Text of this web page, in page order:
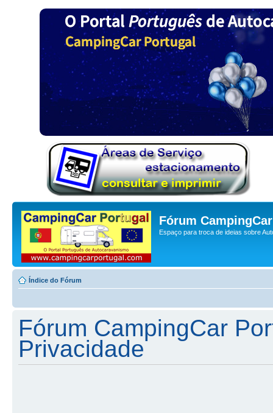
Fórum
Espaço para troca de ideias sobre
Índice do Fórum
Fórum CampingCar
Privacidade